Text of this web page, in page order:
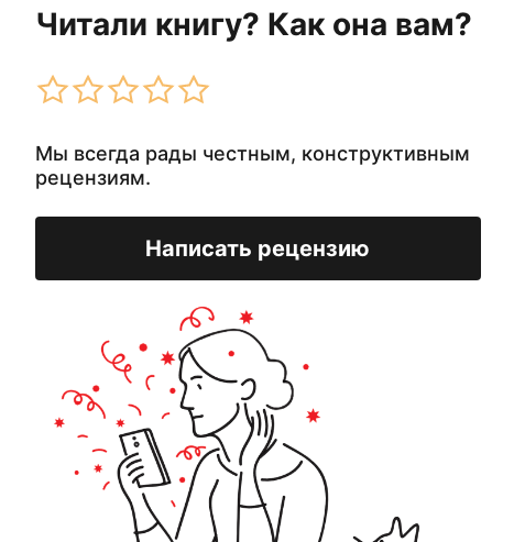
Читали книгу? Как она вам?
Мы всегда рады честным, конструктивным
рецензиям.
Написать рецензию